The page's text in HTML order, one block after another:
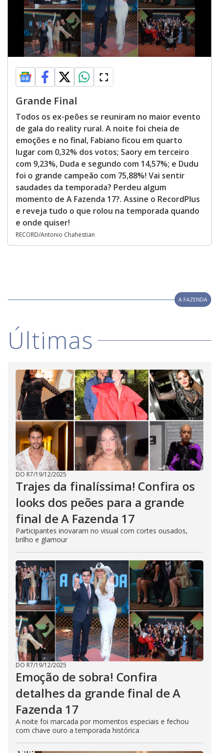
Grande Final
Todos os ex-peões se reuniram no maior evento
de gala do reality rural. A noite foi cheia de
emoções e no final, Fabiano ficou em quarto
lugar com 0,32% dos votos; Saory em terceiro
com 9,23%, Duda e segundo com 14,57%; e Dudu
foi o grande campeão com 75,88%! Vai sentir
saudades da temporada? Perdeu algum
momento de A Fazenda 17?. Assine o RecordPlus
e reveja tudo o que rolou na temporada quando
e onde quiser!
RECORD/Antonio Chahestian
A FAZENDA
Últimas
DO R7/19/12/2025
Trajes da finalíssima! Confira os
looks dos peões para a grande
final de A Fazenda 17
Participantes inovaram no visual com cortes ousados,
brilho e glamour
DO R7/19/12/2025
Emoção de sobra! Confira
detalhes da grande final de A
Fazenda 17
A noite foi marcada por momentos especiais e fechou
com chave ouro a temporada histórica